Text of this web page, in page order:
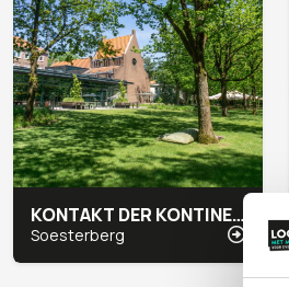
KONTAKT DER KONTINENTEN
Soesterberg